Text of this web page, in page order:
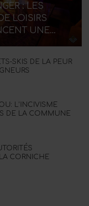
: LES
LOISIRS
UNE…
SKIS DE LA PEUR
L’INCIVISME
DE LA COMMUNE
CORNICHE